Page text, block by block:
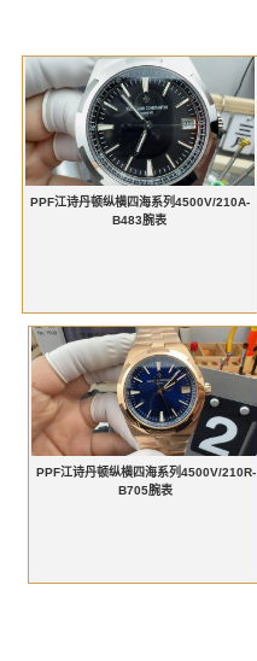
PPF江诗丹顿纵横四海系列4500V/210A-
B483腕表
PPF江诗丹顿纵横四海系列4500V/210R-
B705腕表